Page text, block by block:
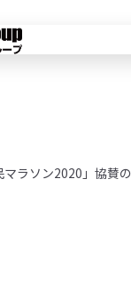
マラソン2020」協賛